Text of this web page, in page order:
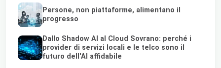
Persone, non piattaforme, alimentano il
progresso
Dallo Shadow AI al Cloud Sovrano: perché i
provider di servizi locali e le telco sono il
futuro dell'AI affidabile